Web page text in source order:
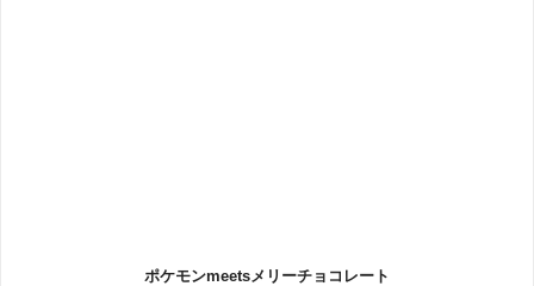
ポケモンmeetsメリーチョコレート